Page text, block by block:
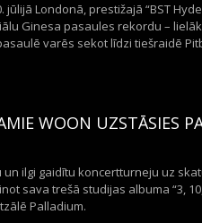
Londonā, prestižajā “BST
Ginesa pasaules rekordu –
varēs sekot līdzi tiešraidē
WOON UZSTĀSIES
ilgi gaidītu koncertturneju uz
sava trešā studijas albuma “3,
Palladium.